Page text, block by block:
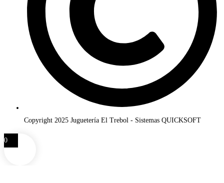
Copyright 2025 Juguetería El Trebol - Sistemas QUICKSOFT
0